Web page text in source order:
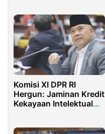
Komisi XI DPR RI
Hergun: Jaminan Kredit
Kekayaan Intelektual